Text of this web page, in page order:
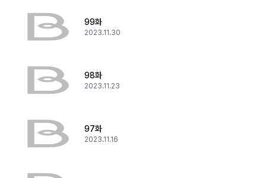
99화
2023.11.30
98화
2023.11.23
97화
2023.11.16